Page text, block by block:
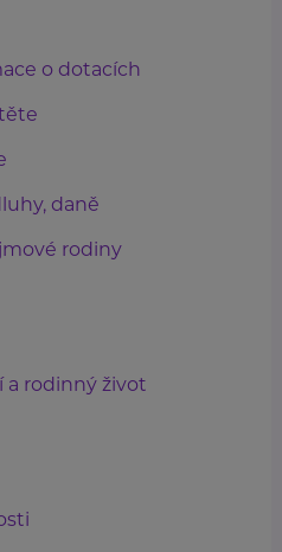
o dotacích
daně
rodiny
a rodinný život